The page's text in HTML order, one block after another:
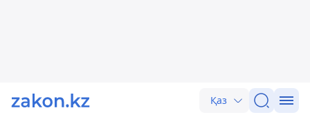
Қаз